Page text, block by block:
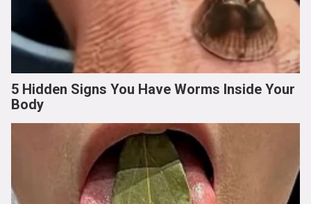
5 Hidden Signs You Have Worms Inside Your
Body